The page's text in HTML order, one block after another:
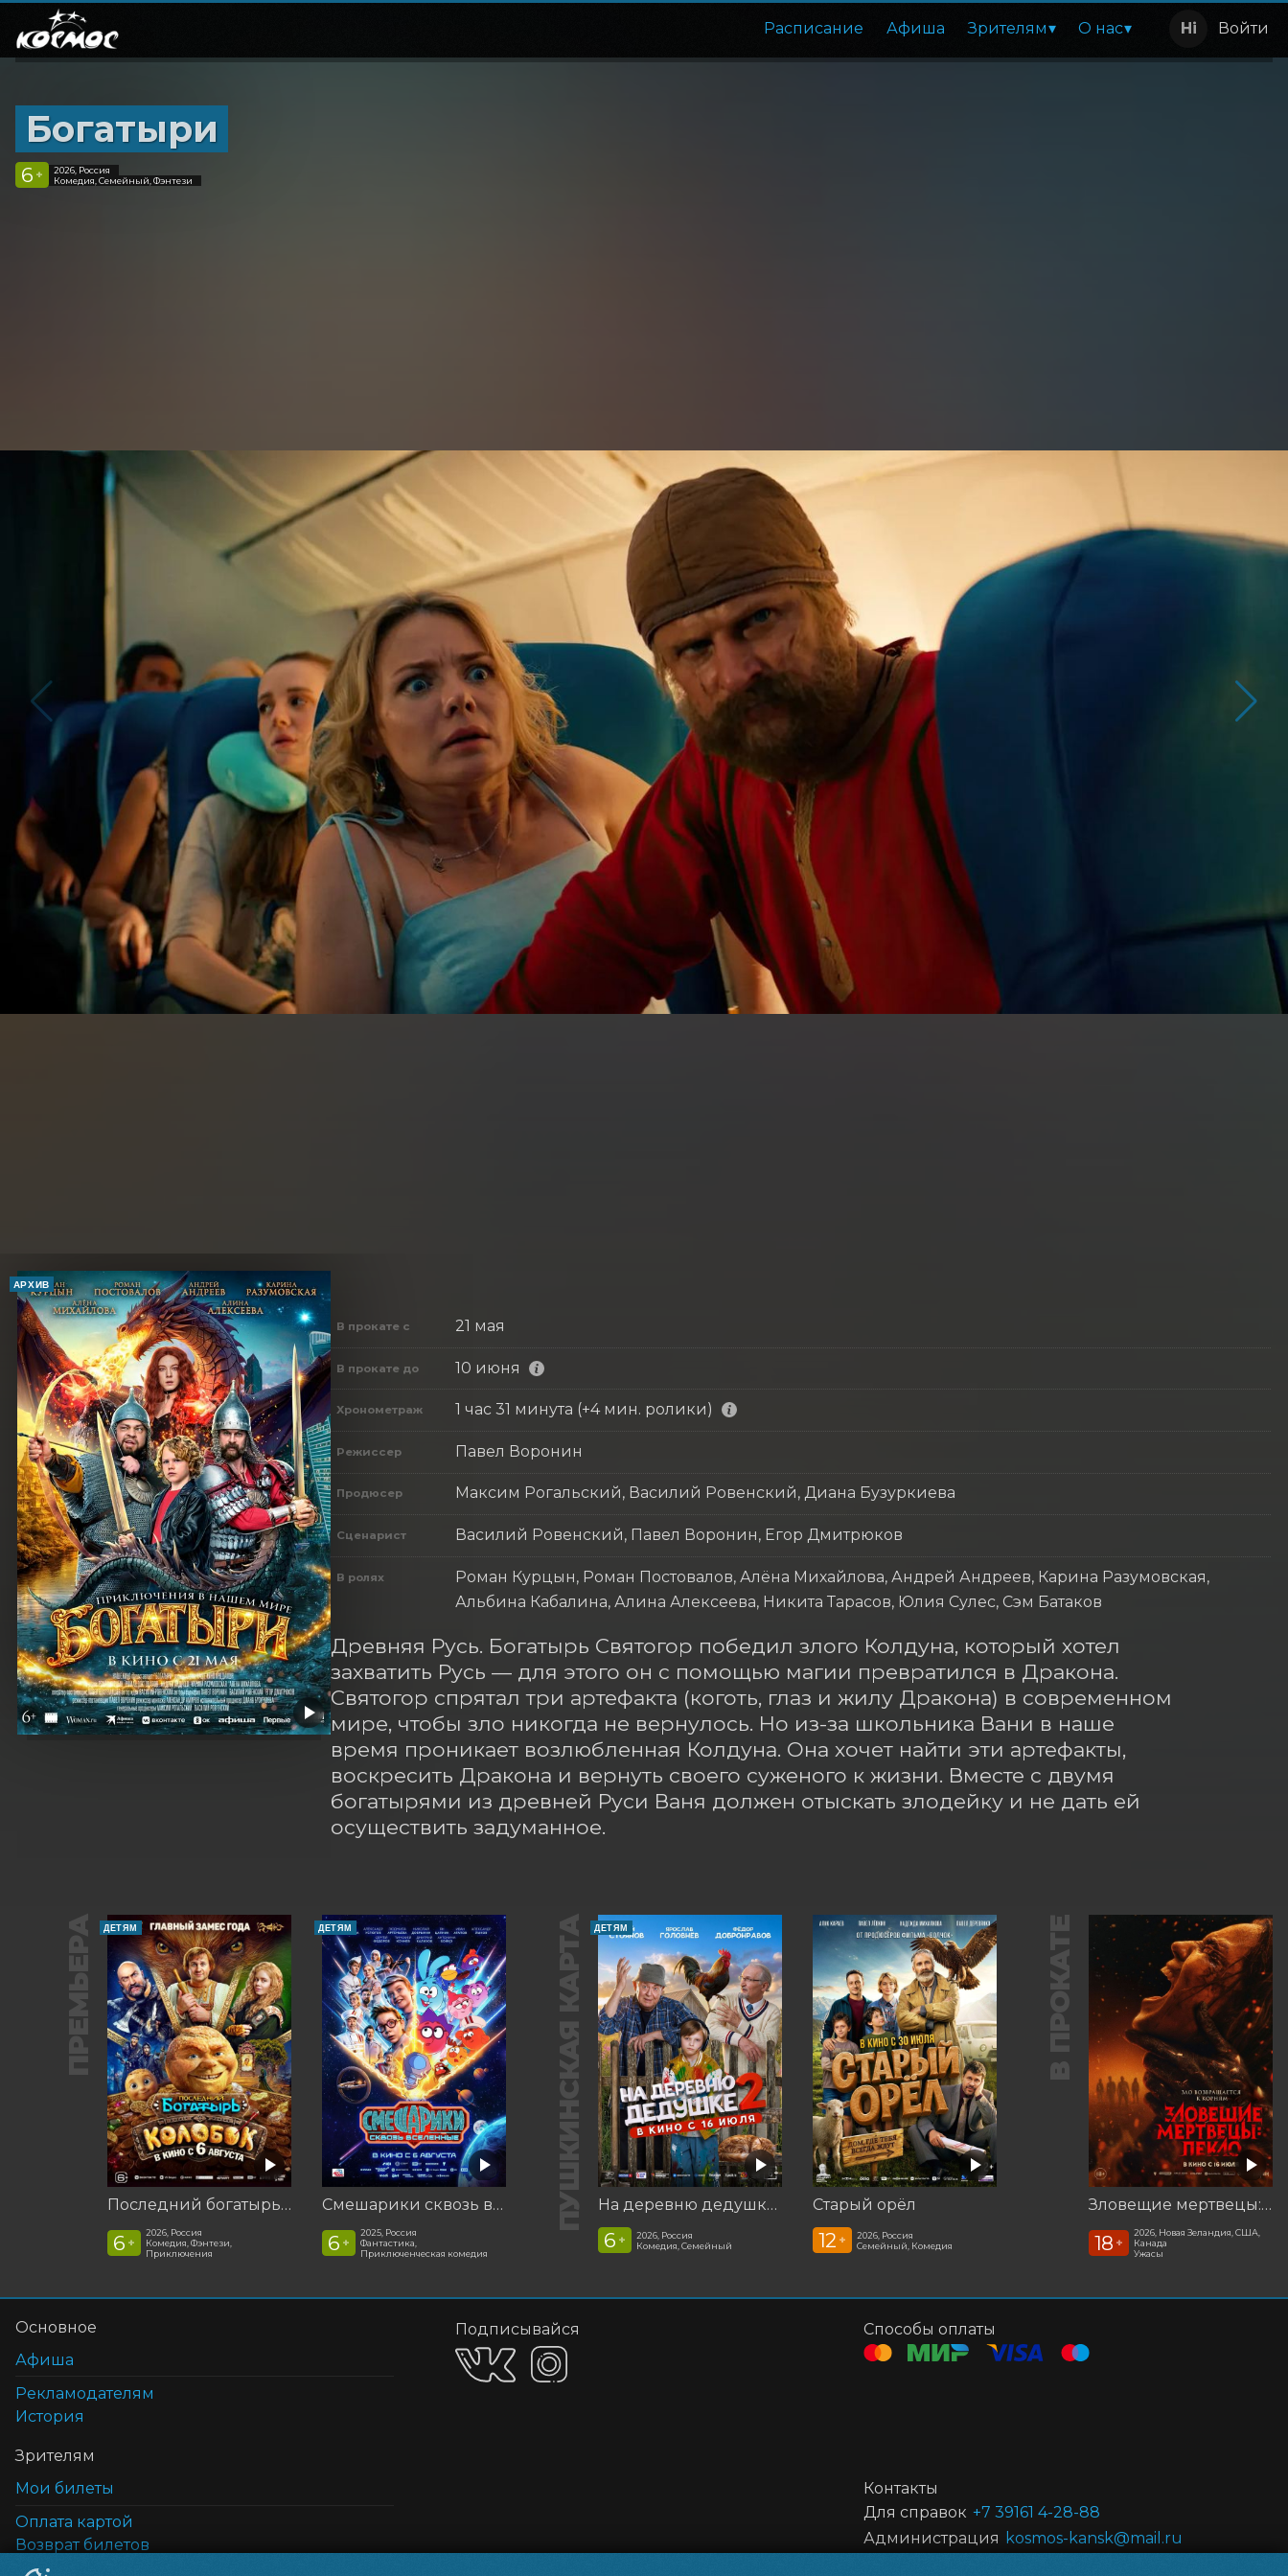
Расписание Афиша Зрителям О нас Войти
Богатыри
6 +
2026, Россия
Комедия, Семейный, Фэнтези
АРХИВ
В прокате с 21 мая
В прокате до 10 июня
Хронометраж 1 час 31 минута (+4 мин. ролики)
Режиссер Павел Воронин
Продюсер Максим Рогальский, Василий Ровенский, Диана Бузуркиева
Сценарист Василий Ровенский, Павел Воронин, Егор Дмитрюков
В ролях
Роман Курцын, Роман Постовалов, Алёна Михайлова, Андрей Андреев, Карина Разумовская,
Альбина Кабалина, Алина Алексеева, Никита Тарасов, Юлия Сулес, Сэм Батаков
Древняя Русь. Богатырь Святогор победил злого Колдуна, который хотел
захватить Русь — для этого он с помощью магии превратился в Дракона.
Святогор спрятал три артефакта (коготь, глаз и жилу Дракона) в современном
мире, чтобы зло никогда не вернулось. Но из-за школьника Вани в наше
время проникает возлюбленная Колдуна. Она хочет найти эти артефакты,
воскресить Дракона и вернуть своего суженого к жизни. Вместе с двумя
богатырями из древней Руси Ваня должен отыскать злодейку и не дать ей
осуществить задуманное.
ПРЕМЬЕРА ДЕТЯМ
Последний богатырь. Колобок
6 +
2026, Россия
Комедия, Фэнтези,
Приключения
ДЕТЯМ
Смешарики сквозь вселенные
6 +
2025, Россия
Фантастика,
Приключенческая комедия
ПУШКИНСКАЯ КАРТА ДЕТЯМ
На деревню дедушке 2
6 +
2026, Россия
Комедия, Семейный
Старый орёл
12 +
2026, Россия
Семейный, Комедия
В ПРОКАТЕ
Зловещие мертвецы: Пекло
18 +
2026, Новая Зеландия, США,
Канада
Ужасы
Основное
Афиша
Рекламодателям
История
Зрителям
Мои билеты
Оплата картой
Возврат билетов
Подписывайся Способы оплаты
Контакты
Для справок +7 39161 4-28-88
Администрация kosmos-kansk@mail.ru